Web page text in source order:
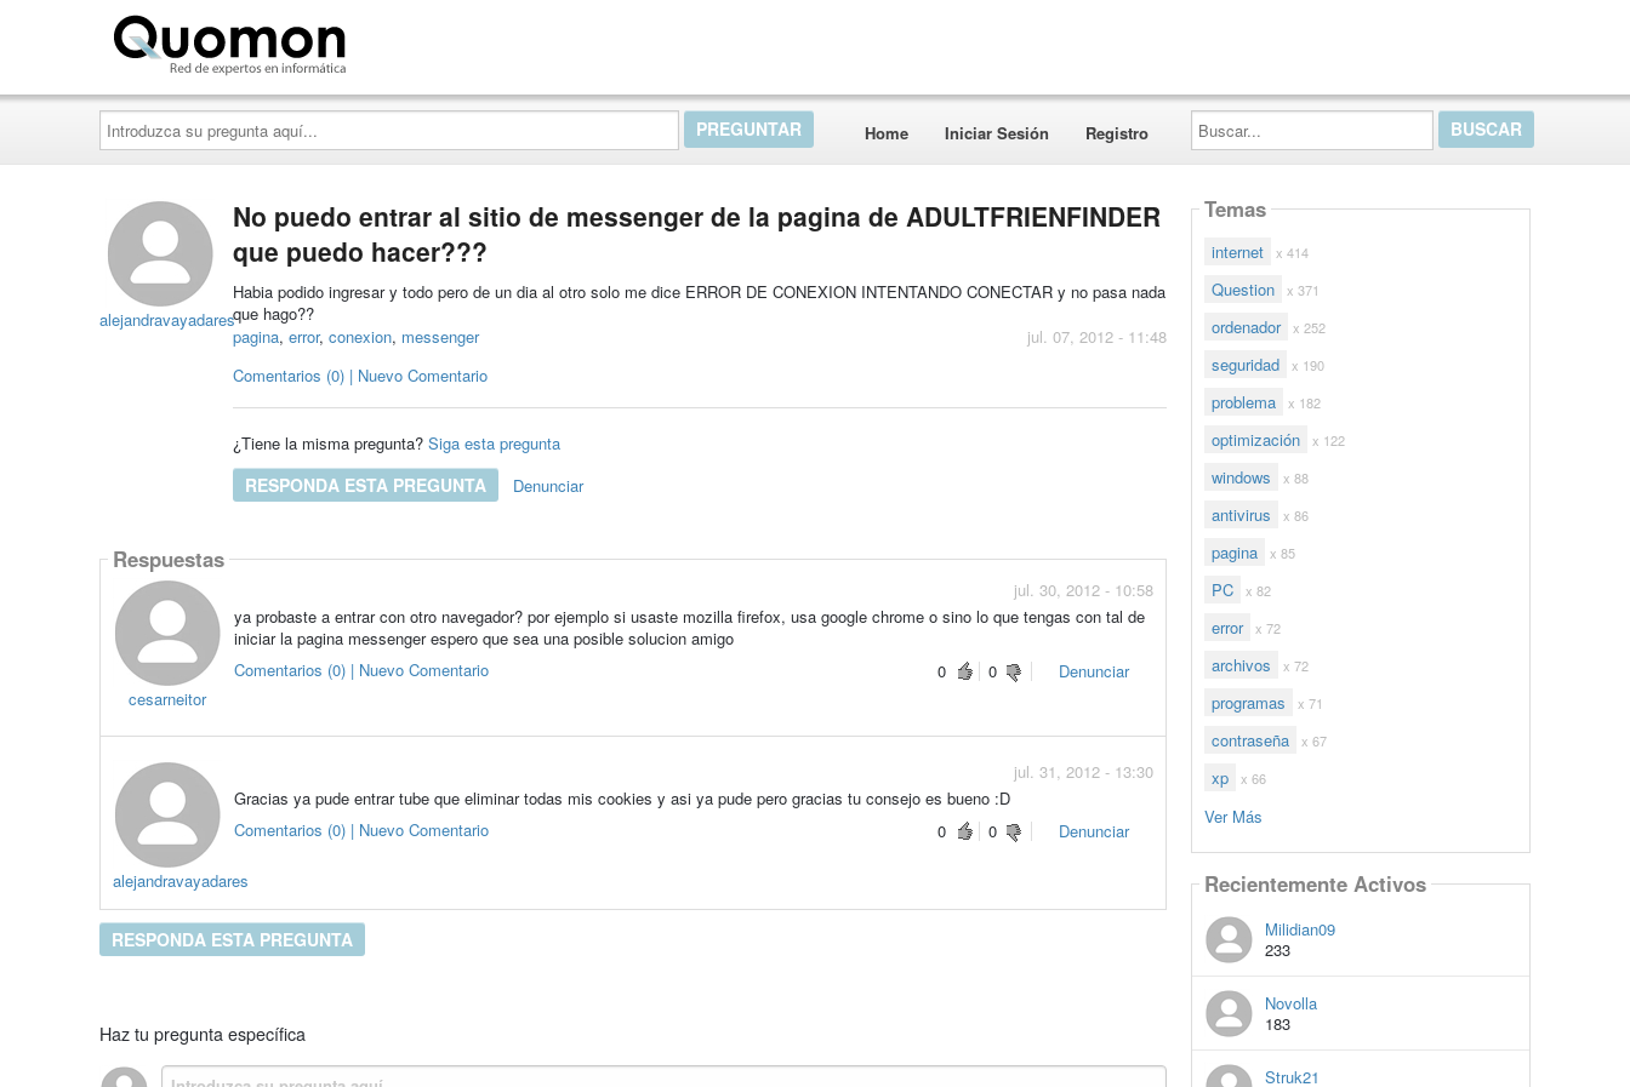
Introduzca
su
pregunta
aquí...
Home Iniciar Sesión Registro
Buscar...
alejandravayadares
No puedo entrar al sitio de messenger de la pagina de ADULTFRIENFINDER
que puedo hacer???
Habia podido ingresar y todo pero de un dia al otro solo me dice ERROR DE CONEXION INTENTANDO CONECTAR y no pasa nada
que hago??
jul. 07, 2012 - 11:48
pagina, error, conexion, messenger
Comentarios (0) | Nuevo Comentario
¿Tiene la misma pregunta? Siga esta pregunta
RESPONDA ESTA PREGUNTA Denunciar
Respuestas
cesarneitor
jul. 30, 2012 - 10:58
ya probaste a entrar con otro navegador? por ejemplo si usaste mozilla firefox, usa google chrome o sino lo que tengas con tal de
iniciar la pagina messenger espero que sea una posible solucion amigo
0
0 Denunciar
Comentarios (0) | Nuevo Comentario
alejandravayadares
jul. 31, 2012 - 13:30
Gracias ya pude entrar tube que eliminar todas mis cookies y asi ya pude pero gracias tu consejo es bueno :D
0
0 Denunciar
Comentarios (0) | Nuevo Comentario
RESPONDA ESTA PREGUNTA
Haz tu pregunta específica
Temas
internet x 414
Question x 371
ordenador x 252
seguridad x 190
problema x 182
optimización x 122
windows x 88
antivirus x 86
pagina x 85
PC x 82
error x 72
archivos x 72
programas x 71
contraseña x 67
xp x 66
Ver Más
Recientemente Activos
Milidian09
233
Novolla
183
Struk21